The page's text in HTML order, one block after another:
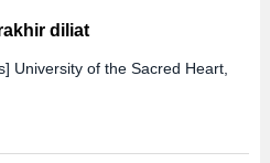
diliat
University of the Sacred Heart,